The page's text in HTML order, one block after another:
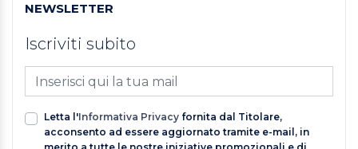
NEWSLETTER
Iscriviti subito
Letta l'Informativa Privacy fornita dal Titolare,
acconsento ad essere aggiornato tramite e-mail, in